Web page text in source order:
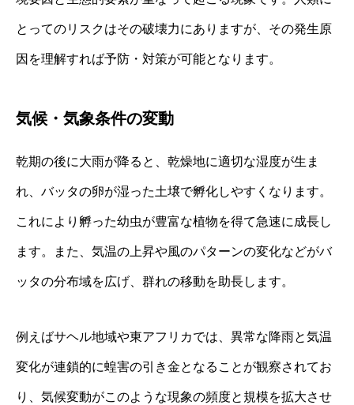
とってのリスクはその破壊力にありますが、その発生原
因を理解すれば予防・対策が可能となります。
気候・気象条件の変動
乾期の後に大雨が降ると、乾燥地に適切な湿度が生ま
れ、バッタの卵が湿った土壌で孵化しやすくなります。
これにより孵った幼虫が豊富な植物を得て急速に成長し
ます。また、気温の上昇や風のパターンの変化などがバ
ッタの分布域を広げ、群れの移動を助長します。
例えばサヘル地域や東アフリカでは、異常な降雨と気温
変化が連鎖的に蝗害の引き金となることが観察されてお
り、気候変動がこのような現象の頻度と規模を拡大させ